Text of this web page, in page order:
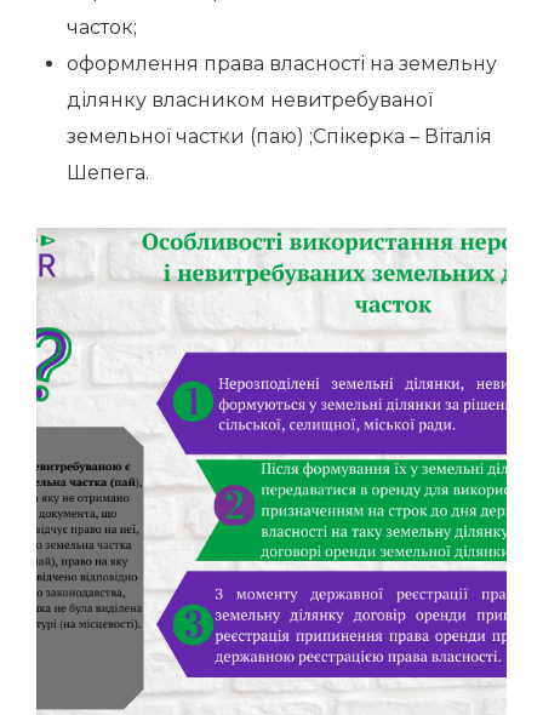
часток;
оформлення права власності на земельну
ділянку власником невитребуваної
земельної частки (паю) ;Спікерка – Віталія
Шепега.